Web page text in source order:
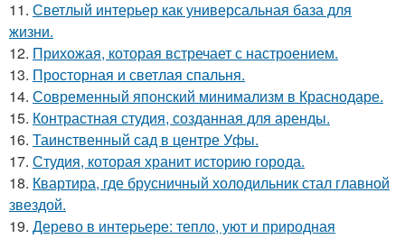
11. Светлый интерьер как универсальная база для
жизни.
12. Прихожая, которая встречает с настроением.
13. Просторная и светлая спальня.
14. Современный японский минимализм в Краснодаре.
15. Контрастная студия, созданная для аренды.
16. Таинственный сад в центре Уфы.
17. Студия, которая хранит историю города.
18. Квартира, где брусничный холодильник стал главной
звездой.
19. Дерево в интерьере: тепло, уют и природная